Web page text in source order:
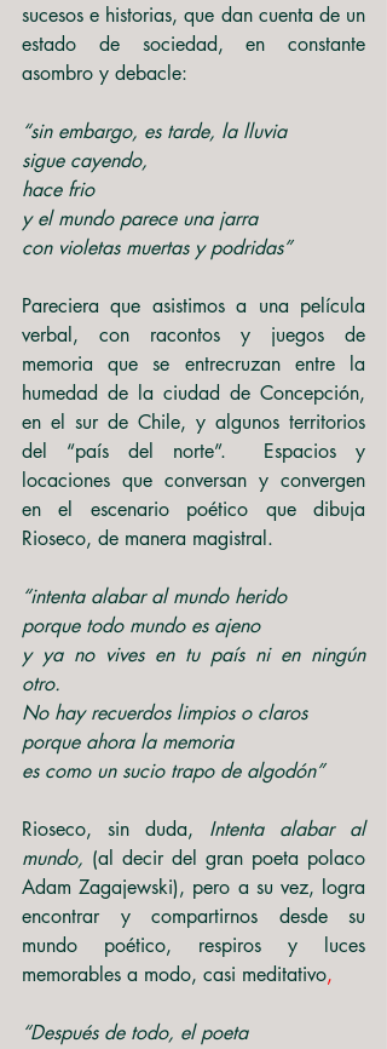
sucesos e historias, que dan cuenta de un
estado de sociedad, en constante
asombro y debacle:
“sin embargo, es tarde, la lluvia
sigue cayendo,
hace frio
y el mundo parece una jarra
con violetas muertas y podridas”
Pareciera que asistimos a una película
verbal, con racontos y juegos de
memoria que se entrecruzan entre la
humedad de la ciudad de Concepción,
en el sur de Chile, y algunos territorios
del “país del norte”.  Espacios y
locaciones que conversan y convergen
en el escenario poético que dibuja
Rioseco, de manera magistral.
“intenta alabar al mundo herido
porque todo mundo es ajeno
y ya no vives en tu país ni en ningún
otro.
No hay recuerdos limpios o claros
porque ahora la memoria
es como un sucio trapo de algodón”
Rioseco, sin duda, Intenta alabar al
mundo, (al decir del gran poeta polaco
Adam Zagajewski), pero a su vez, logra
encontrar y compartirnos desde su
mundo poético, respiros y luces
memorables a modo, casi meditativo,
“Después de todo, el poeta